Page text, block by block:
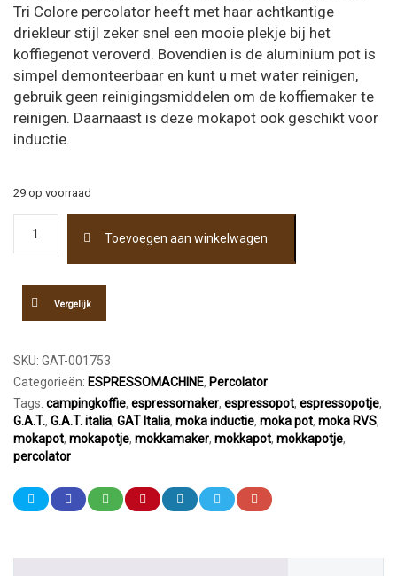
Tri Colore percolator heeft met haar achtkantige
driekleur stijl zeker snel een mooie plekje bij het
koffiegenot veroverd. Bovendien is de aluminium pot is
simpel demonteerbaar en kunt u met water reinigen,
gebruik geen reinigingsmiddelen om de koffiemaker te
reinigen. Daarnaast is deze mokapot ook geschikt voor
inductie.
29 op voorraad
Italia
Tricolore
kops
Toevoegen aan winkelwagen
Vergelijk
SKU: GAT-001753
Categorieën: ESPRESSOMACHINE, Percolator
Tags: campingkoffie, espressomaker, espressopot, espressopotje,
G.A.T., G.A.T. italia, GAT Italia, moka inductie, moka pot, moka RVS,
mokapot, mokapotje, mokkamaker, mokkapot, mokkapotje,
percolator